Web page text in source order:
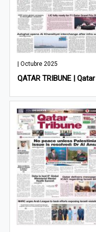
| Octubre 2025
QATAR TRIBUNE | Qatar